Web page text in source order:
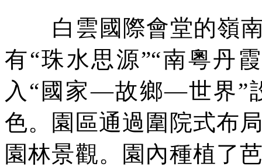
白雲國際會堂的嶺南
有“珠水思源”“南粵丹
入“ 國家—故鄉—世界”
色。園區通過圍院式布
園林景觀。園內種植了